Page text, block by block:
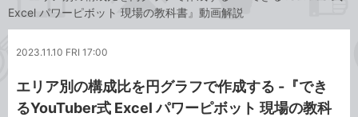
き
ッ
Excel パワーピボット 現場の教科書』動画解説
2023.11.10 FRI 17:00
エリア別の構成比を円グラフで作成する -『でき
るYouTuber式 Excel パワーピボット 現場の教科